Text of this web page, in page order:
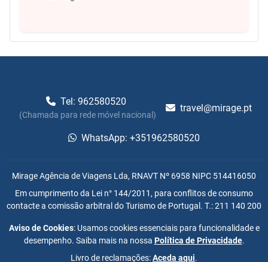
Tel: 962580520
(Chamada para rede móvel nacional)
travel@mirage.pt
WhatsApp: +351962580520
Mirage Agência de Viagens Lda, RNAVT Nº 6958 NIPC 514416050
Em cumprimento da Lei n° 144/2011, para conflitos de consumo
contacte a comissão arbitral do Turismo de Portugal. T.: 211 140 200
Aviso de Cookies: Usamos cookies essenciais para funcionalidade e
desempenho. Saiba mais na nossa Política de Privacidade.
Livro de reclamações:Aceda aqui.